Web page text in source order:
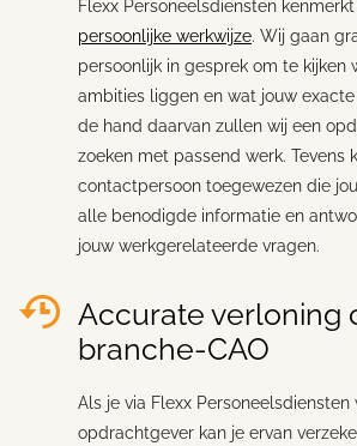
Flexx Personeelsdiensten
persoonlijke werkwijze. Wij gaan
persoonlijk in gesprek om te kijken
ambities liggen en wat jouw exacte
de hand daarvan zullen wij een
zoeken met passend werk. Tevens
contactpersoon toegewezen die
alle benodigde informatie en
jouw werkgerelateerde vragen.
Accurate verloning
branche-CAO
Als je via Flexx Personeelsdiensten
opdrachtgever kan je ervan